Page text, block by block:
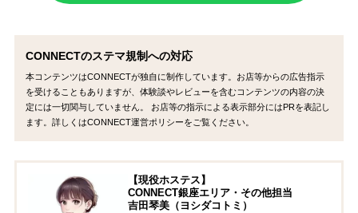
CONNECTのステマ規制への対応
本コンテンツはCONNECTが独自に制作しています。お店等からの広告指示
を受けることもありますが、体験談やレビューを含むコンテンツの内容の決
定には一切関与していません。 お店等の指示による表示部分にはPRを表記し
ます。詳しくはCONNECT運営ポリシーをご覧ください。
【現役ホステス】
CONNECT銀座エリア・その他担当
吉田琴美（ヨシダコトミ）